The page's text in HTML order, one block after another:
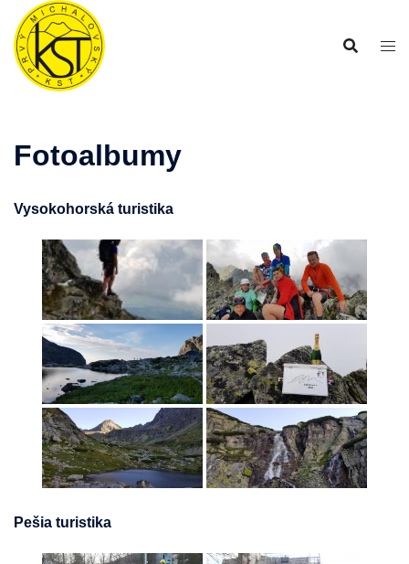
Preskočiť
obsah
Fotoalbumy
Vysokohorská turistika
Pešia turistika